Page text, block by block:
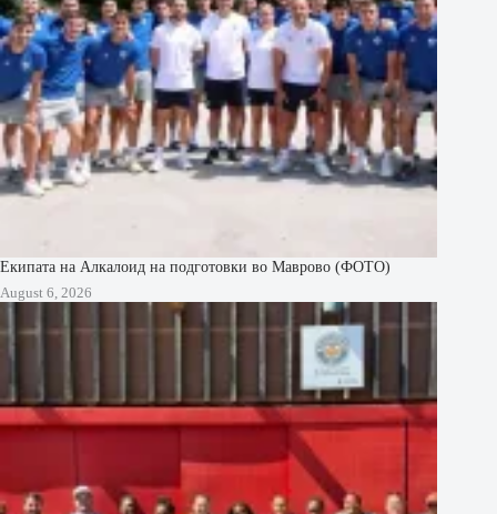
Екипата на Алкалоид на подготовки во Маврово (ФОТО)
August 6, 2026